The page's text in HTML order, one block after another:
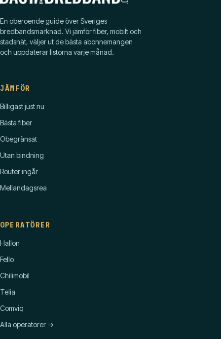
En oberoende guide över Sveriges
bredbandsmarknad. Vi jämför fiber, mobilt och
stadsnät, väljer ut de bästa abonnemangen
och uppdaterar listorna varje månad.
JÄMFÖR
Billigast just nu
Bästa fiber
Obegränsat
Utan bindning
Router ingår
Mellandagsrea
OPERATÖRER
Hallon
Fello
Chilimobil
Telia
Comviq
Alla operatörer →